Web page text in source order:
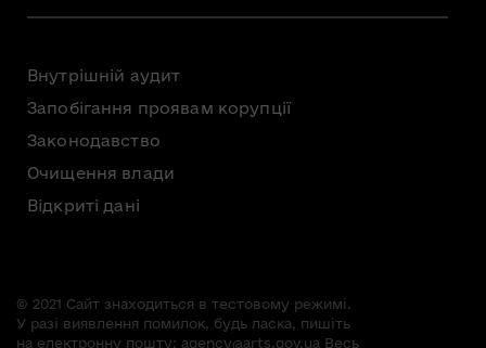
Внутрішній аудит
Запобігання проявам корупції
Законодавство
Очищення влади
Відкриті дані
© 2021 Сайт знаходиться в тестовому режимі.
У разі виявлення помилок, будь ласка, пишіть
на електронну пошту: agency@arts.gov.ua Весь